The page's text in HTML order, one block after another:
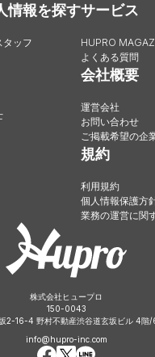
情報を探す
タッフ
サービス
HUPRO
よくある質問
会社概要
運営会社
お問い合わせ
ご掲載希望の企
規約
利用規約
個人情報保護方
業務の運営に関
株式会社ヒュープロ
150-0043
2-16-4 野村不動産渋谷道玄坂ビル 4階/
info@hupro-inc.com